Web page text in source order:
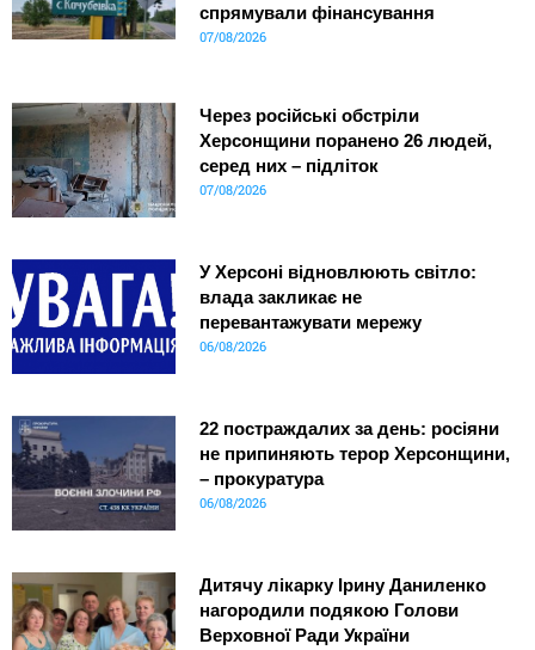
спрямували фінансування
07/08/2026
Через російські обстріли
Херсонщини поранено 26 людей,
серед них – підліток
07/08/2026
У Херсоні відновлюють світло:
влада закликає не
перевантажувати мережу
06/08/2026
22 постраждалих за день: росіяни
не припиняють терор Херсонщини,
– прокуратура
06/08/2026
Дитячу лікарку Ірину Даниленко
нагородили подякою Голови
Верховної Ради України